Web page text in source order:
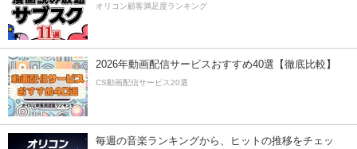
オリコン顧客満足度ランキング
2026年動画配信サービスおすすめ40選【徹底比較】
CS動画配信サービス20選
毎週の音楽ランキングから、ヒットの推移をチェッ